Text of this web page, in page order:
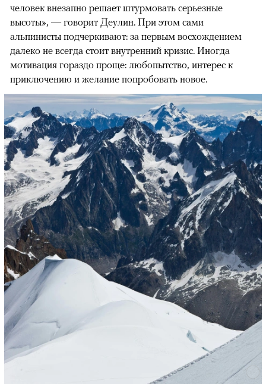
человек внезапно решает штурмовать серьезные
высоты», — говорит Деулин. При этом сами
альпинисты подчеркивают: за первым восхождением
далеко не всегда стоит внутренний кризис. Иногда
мотивация гораздо проще: любопытство, интерес к
приключению и желание попробовать новое.